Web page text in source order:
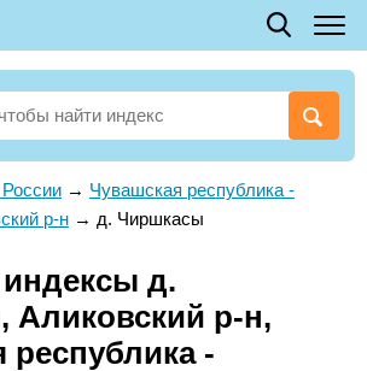
→ Чувашская республика -
р-н → д. Чиршкасы
д.
Аликовский р-н,
республика -